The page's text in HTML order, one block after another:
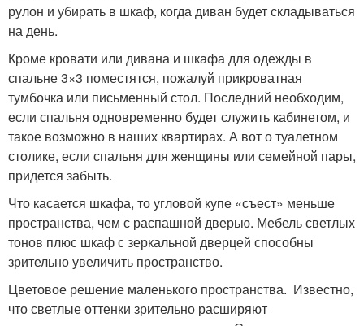
рулон и убирать в шкаф, когда диван будет складываться
на день.
Кроме кровати или дивана и шкафа для одежды в
спальне 3×3 поместятся, пожалуй прикроватная
тумбочка или письменный стол. Последний необходим,
если спальня одновременно будет служить кабинетом, и
такое возможно в наших квартирах. А вот о туалетном
столике, если спальня для женщины или семейной пары,
придется забыть.
Что касается шкафа, то угловой купе «съест» меньше
пространства, чем с распашной дверью. Мебель светлых
тонов плюс шкаф с зеркальной дверцей способны
зрительно увеличить пространство.
Цветовое решение маленького пространства. Известно,
что светлые оттенки зрительно расширяют